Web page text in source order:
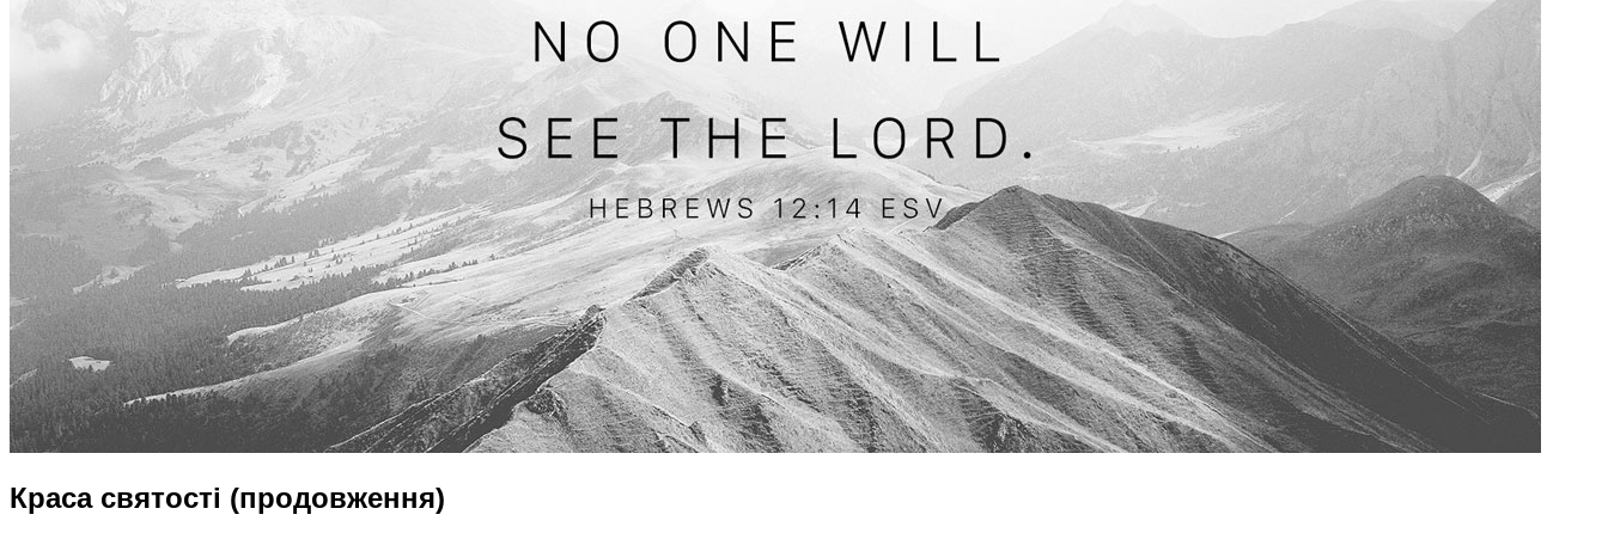
Краса святості (продовження)